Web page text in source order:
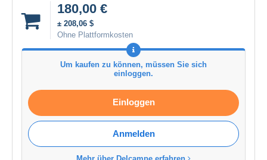
180,00 €
± 208,06 $
Ohne Plattformkosten
Um kaufen zu können, müssen Sie sich
einloggen.
Einloggen
Anmelden